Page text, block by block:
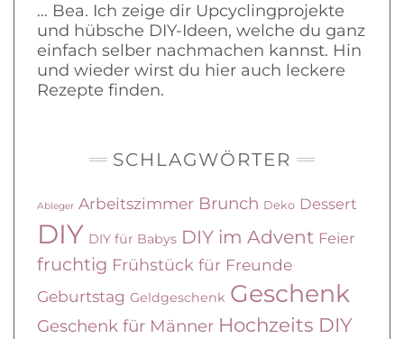
… Bea. Ich zeige dir Upcyclingprojekte
und hübsche DIY-Ideen, welche du ganz
einfach selber nachmachen kannst. Hin
und wieder wirst du hier auch leckere
Rezepte finden.
SCHLAGWÖRTER
Ableger Arbeitszimmer Brunch Deko Dessert
DIY DIY für Babys DIY im Advent Feier
fruchtig Frühstück für Freunde
Geburtstag Geldgeschenk Geschenk
Geschenk für Männer Hochzeits DIY